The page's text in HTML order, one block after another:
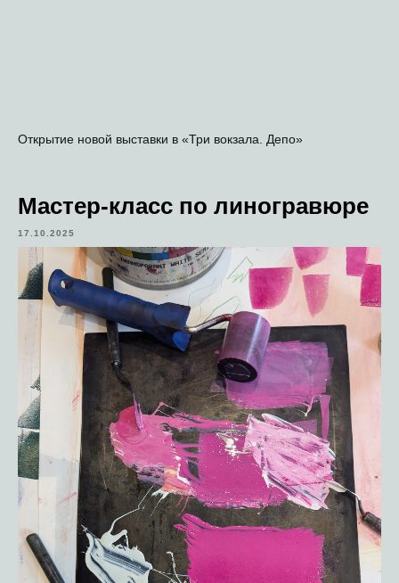
Открытие новой выставки в «Три вокзала. Депо»
Мастер-класс по линогравюре
17.10.2025